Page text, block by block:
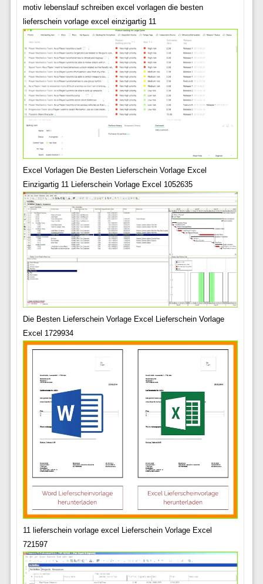
motiv lebenslauf schreiben excel vorlagen die besten
lieferschein vorlage excel einzigartig 11
Excel Vorlagen Die Besten Lieferschein Vorlage Excel
Einzigartig 11 Lieferschein Vorlage Excel 1052635
Die Besten Lieferschein Vorlage Excel Lieferschein Vorlage
Excel 1729934
11 lieferschein vorlage excel Lieferschein Vorlage Excel
721597